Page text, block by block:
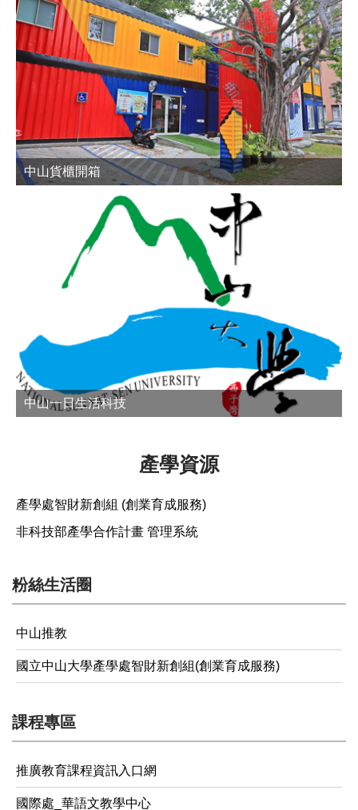
中山貨櫃開箱
中山一日生活科技
產學資源
產學處智財新創組 (創業育成服務)
非科技部產學合作計畫 管理系統
粉絲生活圈
中山推教
國立中山大學產學處智財新創組(創業育成服務)
課程專區
推廣教育課程資訊入口網
國際處_華語文教學中心